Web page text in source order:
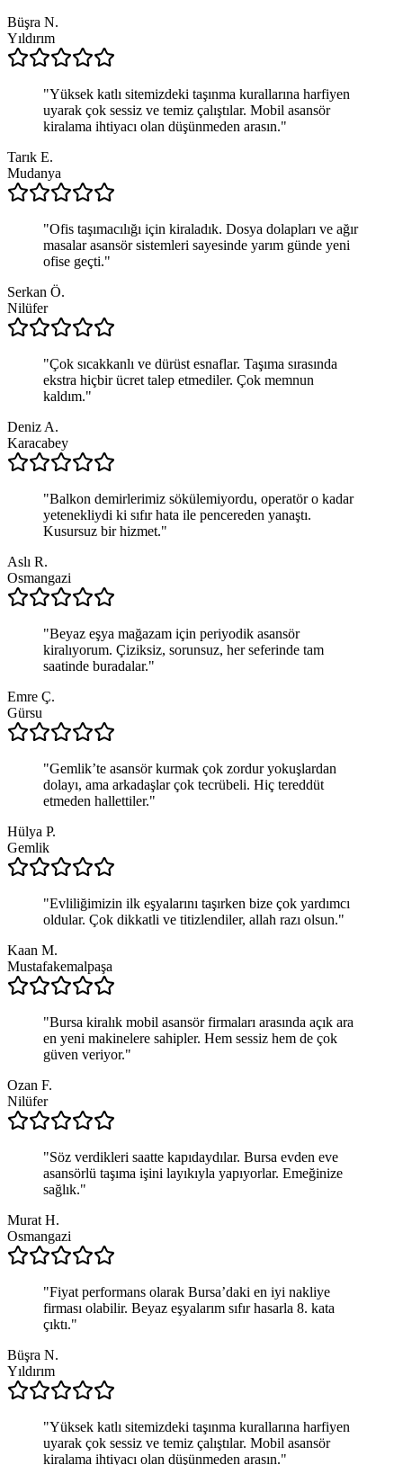
Büşra N.
Yıldırım
"Yüksek katlı sitemizdeki taşınma kurallarına harfiyen
uyarak çok sessiz ve temiz çalıştılar. Mobil asansör
kiralama ihtiyacı olan düşünmeden arasın."
Tarık E.
Mudanya
"Ofis taşımacılığı için kiraladık. Dosya dolapları ve ağır
masalar asansör sistemleri sayesinde yarım günde yeni
ofise geçti."
Serkan Ö.
Nilüfer
"Çok sıcakkanlı ve dürüst esnaflar. Taşıma sırasında
ekstra hiçbir ücret talep etmediler. Çok memnun
kaldım."
Deniz A.
Karacabey
"Balkon demirlerimiz sökülemiyordu, operatör o kadar
yetenekliydi ki sıfır hata ile pencereden yanaştı.
Kusursuz bir hizmet."
Aslı R.
Osmangazi
"Beyaz eşya mağazam için periyodik asansör
kiralıyorum. Çiziksiz, sorunsuz, her seferinde tam
saatinde buradalar."
Emre Ç.
Gürsu
"Gemlik’te asansör kurmak çok zordur yokuşlardan
dolayı, ama arkadaşlar çok tecrübeli. Hiç tereddüt
etmeden hallettiler."
Hülya P.
Gemlik
"Evliliğimizin ilk eşyalarını taşırken bize çok yardımcı
oldular. Çok dikkatli ve titizlendiler, allah razı olsun."
Kaan M.
Mustafakemalpaşa
"Bursa kiralık mobil asansör firmaları arasında açık ara
en yeni makinelere sahipler. Hem sessiz hem de çok
güven veriyor."
Ozan F.
Nilüfer
"Söz verdikleri saatte kapıdaydılar. Bursa evden eve
asansörlü taşıma işini layıkıyla yapıyorlar. Emeğinize
sağlık."
Murat H.
Osmangazi
"Fiyat performans olarak Bursa’daki en iyi nakliye
firması olabilir. Beyaz eşyalarım sıfır hasarla 8. kata
çıktı."
Büşra N.
Yıldırım
"Yüksek katlı sitemizdeki taşınma kurallarına harfiyen
uyarak çok sessiz ve temiz çalıştılar. Mobil asansör
kiralama ihtiyacı olan düşünmeden arasın."